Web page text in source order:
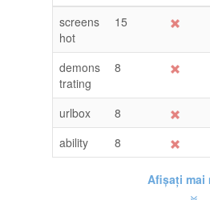
screens
hot
15
demons
trating
8
urlbox
8
ability
8
Afișați mai